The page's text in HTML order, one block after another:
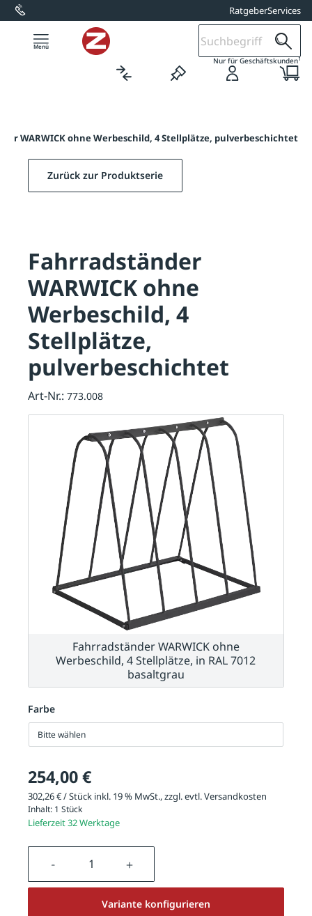
springen RatgeberServices
Nur für Geschäftskunden1
WARWICK ohne Werbeschild, 4 Stellplätze, pulverbeschichtet
Farbe
Bitte wählen
254,00 €
302,26 € / Stück inkl. 19 % MwSt., zzgl. evtl.Versandkosten
Inhalt: 1 Stück
Lieferzeit 32 Werktage
Produkt Anzahl: Gib den
Variante konfigurieren
Zurück zur Produktserie
Fahrradständer
WARWICK ohne
Werbeschild, 4
Stellplätze,
pulverbeschichtet
Art-Nr.: 773.008
Fahrradständer WARWICK ohne
Werbeschild, 4 Stellplätze, in RAL 7012
basaltgrau